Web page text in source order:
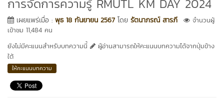
การจัดการความรู้ RMUTL KM DAY 2024
เผยแพร่เมื่อ : พุธ 18 กันยายน 2567 โดย รัตนาภรณ์ สารภี
จำนวนผู้
เข้าชม 11,484 คน
ยังไม่มีคะแนนสำหรับบทความนี้
ผู้อ่านสามารถให้คะแนนบทความได้จากปุ่มข้าง
ใต้
ให้คะแนนบทความ